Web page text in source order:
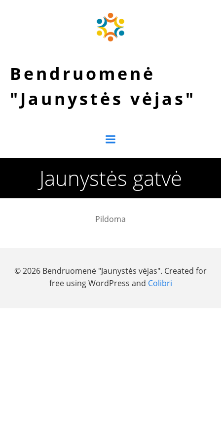
to
content
Bendruomenė
"Jaunystės vėjas"
Jaunystės gatvė
Pildoma
© 2026 Bendruomenė "Jaunystės vėjas". Created for
free using WordPress and Colibri